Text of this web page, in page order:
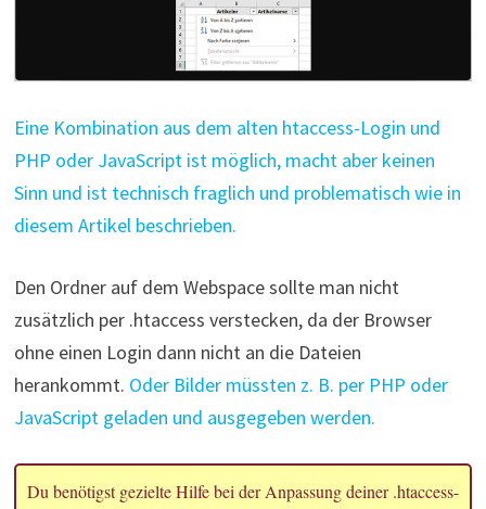
Eine Kombination aus dem alten htaccess-Login und
PHP oder JavaScript ist möglich, macht aber keinen
Sinn und ist technisch fraglich und problematisch wie in
diesem Artikel beschrieben.
Den Ordner auf dem Webspace sollte man nicht
zusätzlich per .htaccess verstecken, da der Browser
ohne einen Login dann nicht an die Dateien
herankommt. Oder Bilder müssten z. B. per PHP oder
JavaScript geladen und ausgegeben werden.
Du benötigst gezielte Hilfe bei der Anpassung deiner .htaccess-